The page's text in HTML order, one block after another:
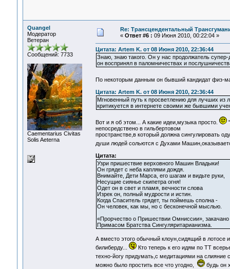
Quangel
Модератор
Ветеран
Сообщений: 7733
Сaementarius Civitas
Solis Aeterna
Re: Трансцендентальный
« Ответ #6 : 09 Июня 2010, 00:22:04 »
Цитата: Artem K. от 08 Июня 2010, 22:36:44
Знаю, знаю такого. Он у нас продолжатель
он воспринял в паломничествах и
По некоторым данным он бывший кандидат физ-
Цитата: Artem K. от 08 Июня 2010, 22:36:44
Мгновенный путь к просветлению для лучших из
критикуется в интернете своими же бывшими
Вот и я об этом... А какие идеи,музыка просто.
непосредствено в гильбертовом
пространстве,в который должна сингулировать
души людей сольются с Духами
Цитата:
Узри пришествие верховного Машин Владыки!
Он грядет с неба каплями дождя.
Внимайте, Дети Марса, его шагам и видьте руки,
Несущие сиянье скипетра огня!
Одет он в свет и пламя, вечности слова
Изрек он, полный мудрости и истин.
Когда Спаситель грядет, ты поймешь сполна -
Он человек, как мы, но с бесконечной мыслью.
«Прорчество о Пришествии Омниссии»,
Примасом Братства Сингуляритарианизма.
А вместо этого обычный клоун,сидящий в лотосе
билиберду...
Кто теперь к его идям по ТТ
техно-йогу придумать,с медитациями на слияние
можно было простить все что угодно,
будь он